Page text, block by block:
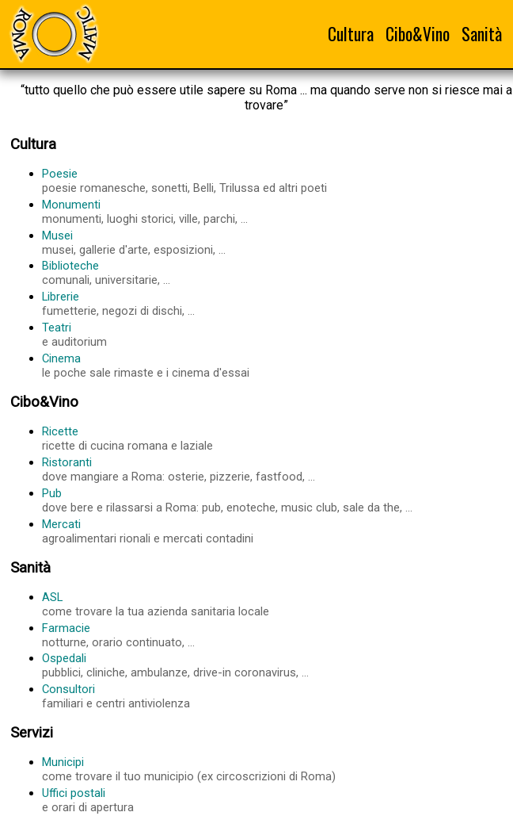
Cultura Cibo&Vino Sanità
“tutto quello che può essere utile sapere su Roma ... ma quando serve non si riesce mai a
trovare”
Cultura
Poesie
poesie romanesche, sonetti, Belli, Trilussa ed altri poeti
Monumenti
monumenti, luoghi storici, ville, parchi, ...
Musei
musei, gallerie d'arte, esposizioni, ...
Biblioteche
comunali, universitarie, ...
Librerie
fumetterie, negozi di dischi, ...
Teatri
e auditorium
Cinema
le poche sale rimaste e i cinema d'essai
Cibo&Vino
Ricette
ricette di cucina romana e laziale
Ristoranti
dove mangiare a Roma: osterie, pizzerie, fastfood, ...
Pub
dove bere e rilassarsi a Roma: pub, enoteche, music club, sale da the, ...
Mercati
agroalimentari rionali e mercati contadini
Sanità
ASL
come trovare la tua azienda sanitaria locale
Farmacie
notturne, orario continuato, ...
Ospedali
pubblici, cliniche, ambulanze, drive-in coronavirus, ...
Consultori
familiari e centri antiviolenza
Servizi
Municipi
come trovare il tuo municipio (ex circoscrizioni di Roma)
Uffici postali
e orari di apertura